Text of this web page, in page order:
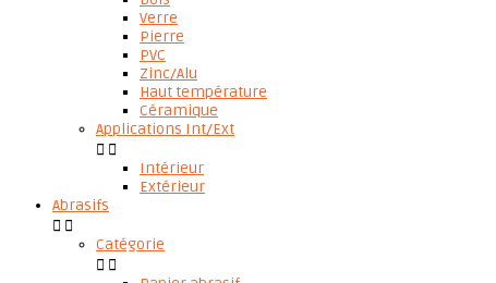
Verre
Pierre
PVC
Zinc/Alu
Haut température
Céramique
Applications Int/Ext
 
Intérieur
Extérieur
Abrasifs
 
Catégorie
 